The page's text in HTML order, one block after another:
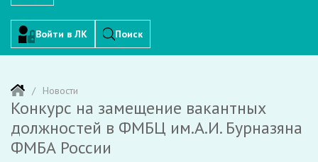
Войти в ЛК Поиск
Новости
Конкурс на замещение вакантных
должностей в ФМБЦ им.А.И. Бурназяна
ФМБА России